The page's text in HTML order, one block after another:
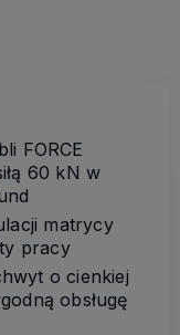
FORCE
60 kN w
matrycy
pracy
o cienkiej
obsługę